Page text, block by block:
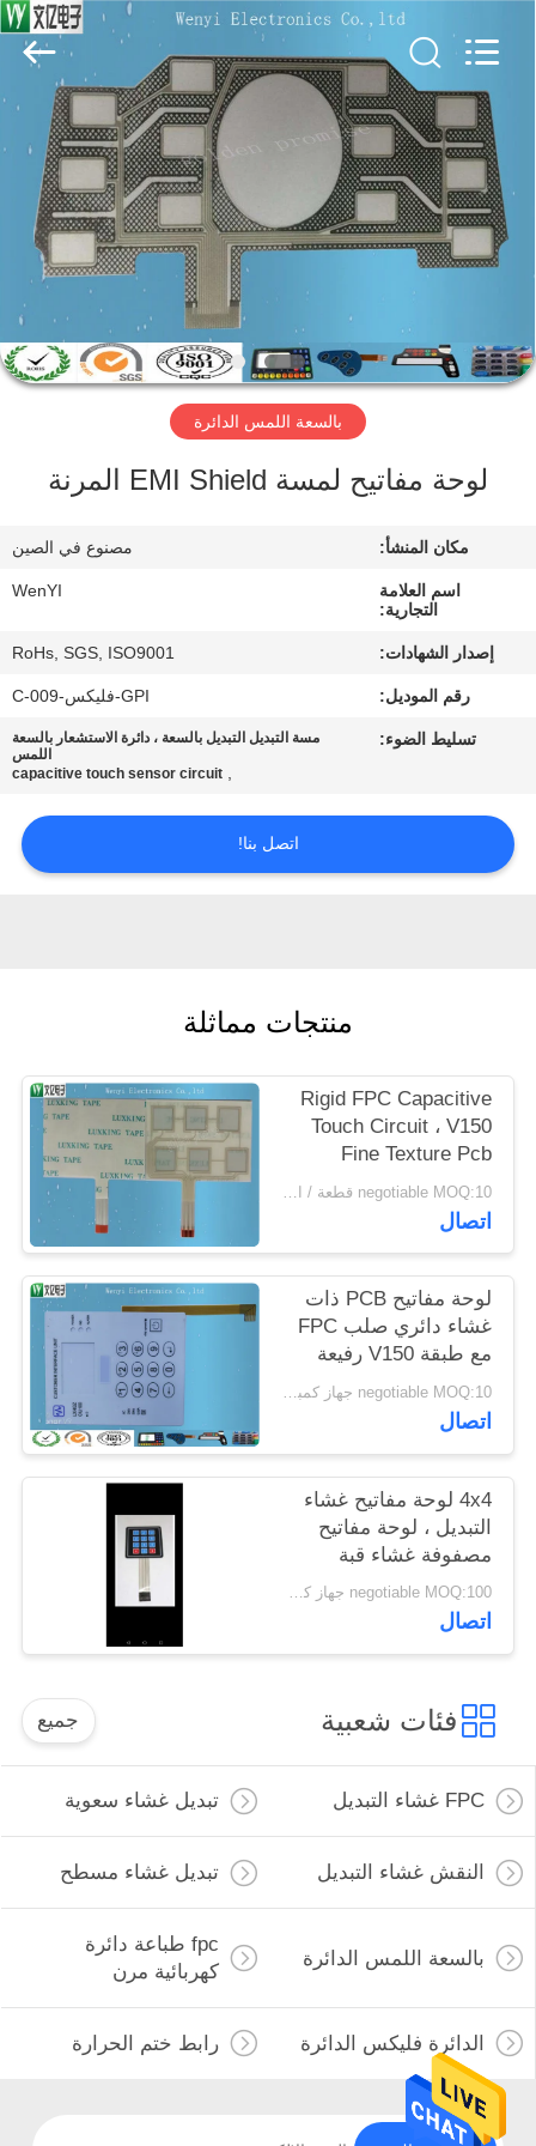
الصفحة
الرئيسية
منتجات
معلومات
عنا
مراقبة
الجودة
اتصل
اطلب
اقتباس
POLICY
Technology
Reserved.
بالسعة اللمس الدائرة
لوحة مفاتيح لمسة EMI Shield المرنة
مكان المنشأ: مصنوع في الصين
اسم العلامة
التجارية:
WenYI
إصدار الشهادات: RoHs, SGS, ISO9001
رقم الموديل: GPI-فليكس-C-009
تسليط الضوء:
مسة التبديل التبديل بالسعة ، دائرة الاستشعار بالسعة
اللمس
,
capacitive touch sensor circuit
اتصل بنا!
منتجات مماثلة
Rigid FPC Capacitive
Touch Circuit ، V150
Fine Texture Pcb
Keyboard Membrane
Keyboard
negotiable MOQ:10 قطعة / الوحدة
اتصال
لوحة مفاتيح PCB ذات
غشاء دائري صلب FPC
مع طبقة V150 رفيعة
الملمس
negotiable MOQ:10 جهاز كمبيوتر شخصى / الكثير
اتصال
4x4 لوحة مفاتيح غشاء
التبديل ، لوحة مفاتيح
مصفوفة غشاء قبة
معدنية
negotiable MOQ:100 جهاز كمبيوتر شخصى / النظام
اتصال
فئات شعبية جميع
FPC غشاء التبديل تبديل غشاء سعوية
النقش غشاء التبديل تبديل غشاء مسطح
بالسعة اللمس الدائرة
fpc طباعة دائرة
كهربائية مرن
الدائرة فليكس الدائرة رابط ختم الحرارة